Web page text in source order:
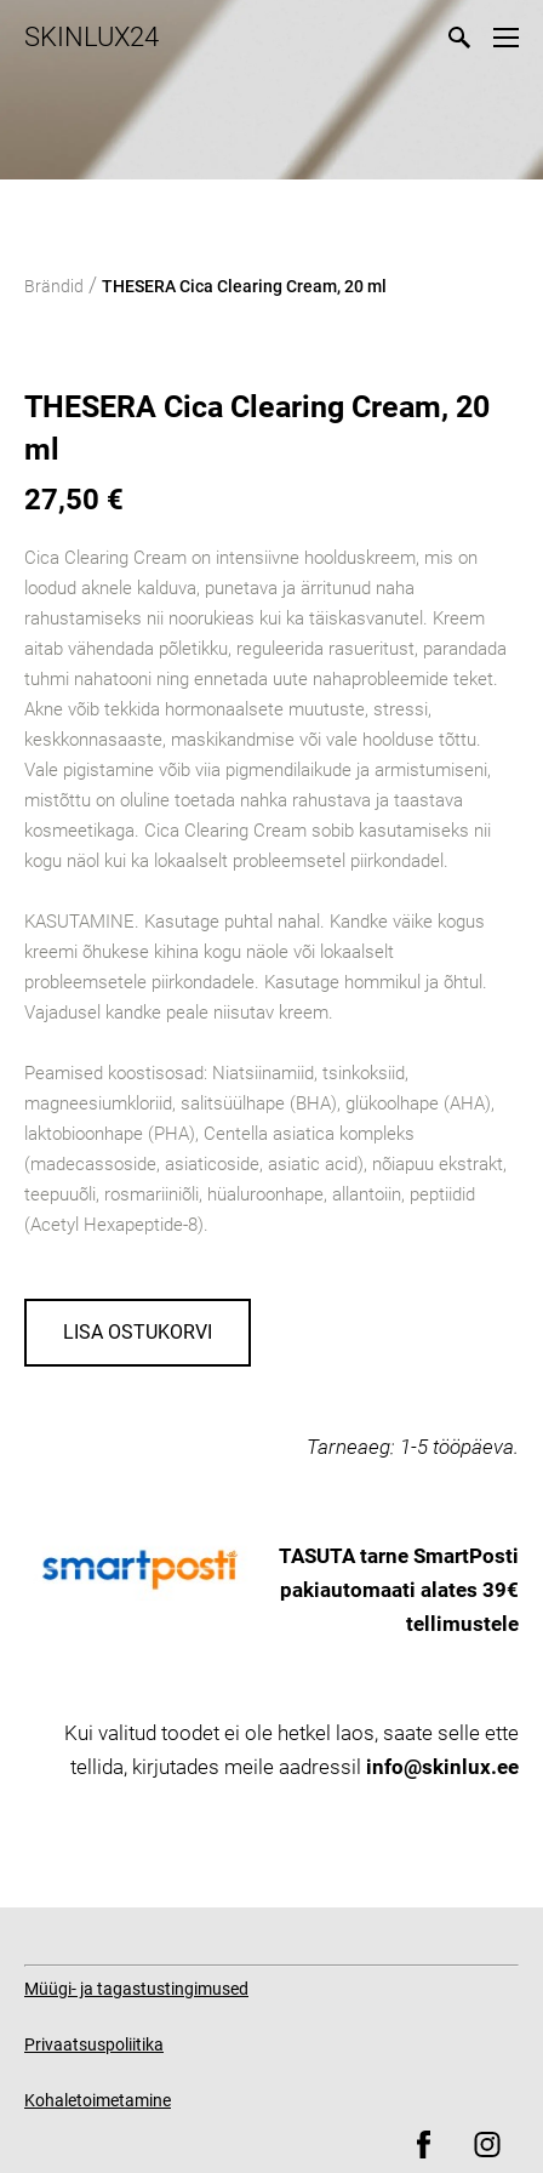
SKINLUX24
Brändid / THESERA Cica Clearing Cream, 20 ml
THESERA Cica Clearing Cream, 20
ml
27,50 €
Cica Clearing Cream on intensiivne hoolduskreem, mis on
loodud aknele kalduva, punetava ja ärritunud naha
rahustamiseks nii noorukieas kui ka täiskasvanutel. Kreem
aitab vähendada põletikku, reguleerida rasueritust, parandada
tuhmi nahatooni ning ennetada uute nahaprobleemide teket.
Akne võib tekkida hormonaalsete muutuste, stressi,
keskkonnasaaste, maskikandmise või vale hoolduse tõttu.
Vale pigistamine võib viia pigmendilaikude ja armistumiseni,
mistõttu on oluline toetada nahka rahustava ja taastava
kosmeetikaga. Cica Clearing Cream sobib kasutamiseks nii
kogu näol kui ka lokaalselt probleemsetel piirkondadel.
KASUTAMINE. Kasutage puhtal nahal. Kandke väike kogus
kreemi õhukese kihina kogu näole või lokaalselt
probleemsetele piirkondadele. Kasutage hommikul ja õhtul.
Vajadusel kandke peale niisutav kreem.
Peamised koostisosad: Niatsiinamiid, tsinkoksiid,
magneesiumkloriid, salitsüülhape (BHA), glükoolhape (AHA),
laktobioonhape (PHA), Centella asiatica kompleks
(madecassoside, asiaticoside, asiatic acid), nõiapuu ekstrakt,
teepuuõli, rosmariiniõli, hüaluroonhape, allantoiin, peptiidid
(Acetyl Hexapeptide-8).
LISA OSTUKORVI
Tarneaeg: 1-5 tööpäeva.
TASUTA tarne SmartPosti
pakiautomaati alates 39€
tellimustele
Kui valitud toodet ei ole hetkel laos, saate selle ette
tellida, kirjutades meile aadressil info@skinlux.ee
Müügi- ja tagastustingimused
Privaatsuspoliitika
Kohaletoimetamine